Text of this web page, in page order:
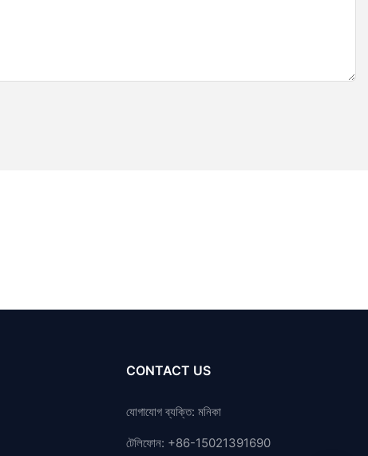
CONTACT US
যোগাযোগ ব্যক্তি: মনিকা
টেলিফোন: +86-15021391690